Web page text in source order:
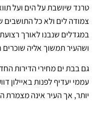
טרנד שיושבת על הים ועל
צמודה לים ולא כל
במגדלים שנבנו לאורך
ושהעיר תמשוך אליה
גם בבת ים מחירי הדירות
עממי יעדיף לפנות באיילון
יותר, אך העיר אינה מצמרת